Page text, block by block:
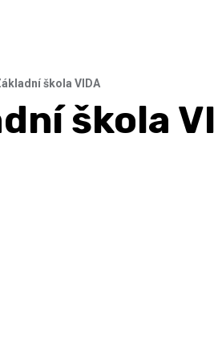
škola VIDA
škola